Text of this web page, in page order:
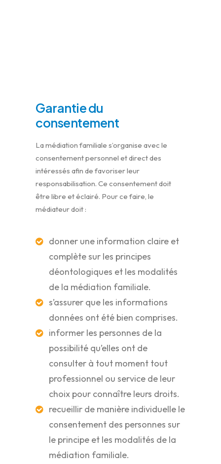
Garantie du
consentement
La médiation familiale s’organise avec le
consentement personnel et direct des
intéressés afin de favoriser leur
responsabilisation. Ce consentement doit
être libre et éclairé. Pour ce faire, le
médiateur doit :
donner une information claire et
complète sur les principes
déontologiques et les modalités
de la médiation familiale.
s’assurer que les informations
données ont été bien comprises.
informer les personnes de la
possibilité qu’elles ont de
consulter à tout moment tout
professionnel ou service de leur
choix pour connaître leurs droits.
recueillir de manière individuelle le
consentement des personnes sur
le principe et les modalités de la
médiation familiale.